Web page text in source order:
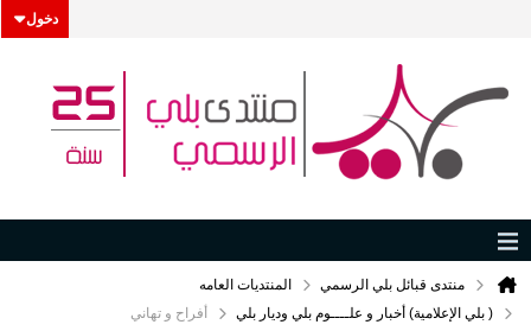
دخول
منتدى قبائل بلي الرسمي
المنتديات العامه
( بلي الإعلامية) أخبار و علــــوم بلي وديار بلي
أفراح و تهاني